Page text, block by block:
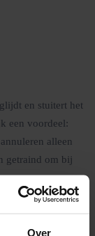
Over
en stuitert het
een voordeel:
alleen
getraind om bij
geef het aantal